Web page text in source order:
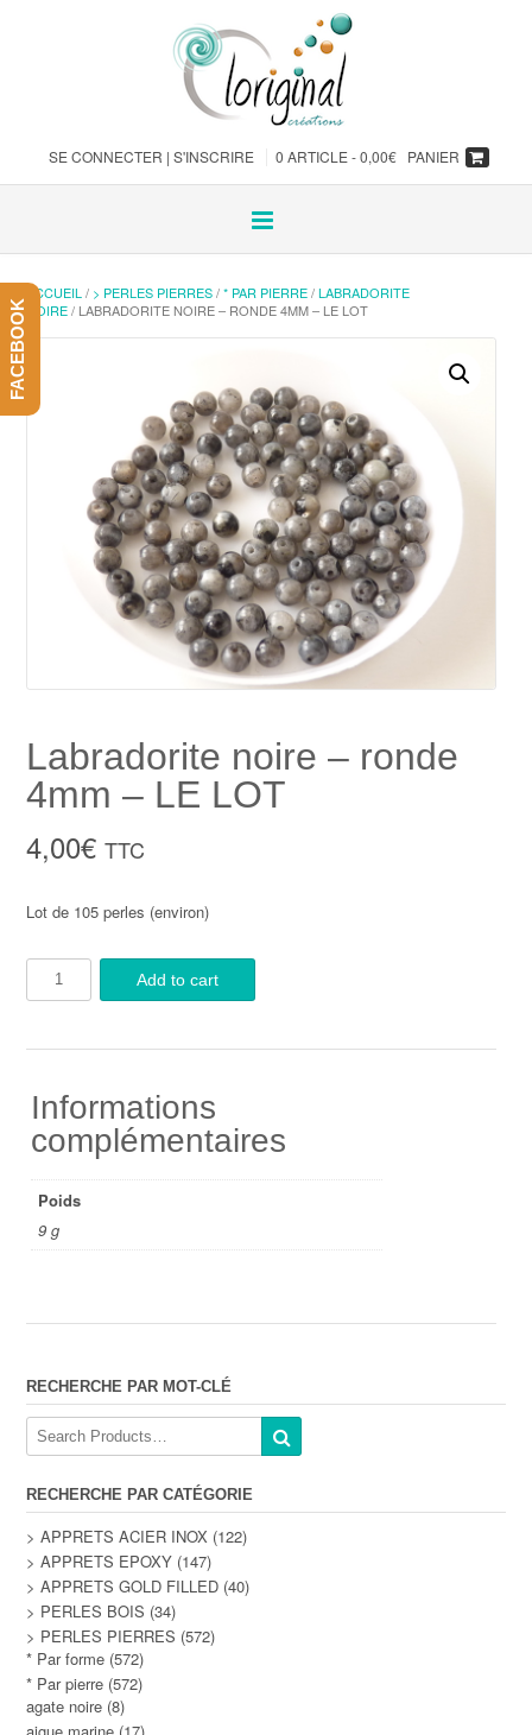
SE CONNECTER | S'INSCRIRE 0 ARTICLE -0,00€ PANIER
ACCUEIL / > PERLES PIERRES/* PAR PIERRE/LABRADORITE
NOIRE/ LABRADORITE NOIRE – RONDE 4MM – LE LOT
Labradorite noire – ronde
4mm – LE LOT
4,00€ TTC
Lot de 105 perles (environ)
Add to cart
Informations
complémentaires
Poids
9 g
RECHERCHE PAR MOT-CLÉ
RECHERCHE PAR CATÉGORIE
> APPRETS ACIER INOX (122)
> APPRETS EPOXY (147)
> APPRETS GOLD FILLED (40)
> PERLES BOIS (34)
> PERLES PIERRES (572)
* Par forme (572)
* Par pierre (572)
agate noire (8)
FACEBOOK